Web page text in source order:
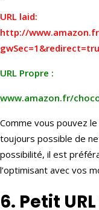
URL laid:
http://
URL Propre :
www.amazon.fr/
Comme vous pouvez
toujours possible de
possibilité, il est
l’optimisant avec vos
6. Petit